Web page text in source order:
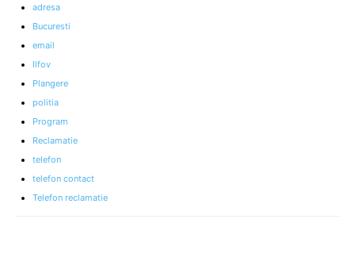
adresa
Bucuresti
email
Ilfov
Plangere
politia
Program
Reclamatie
telefon
telefon contact
Telefon reclamatie